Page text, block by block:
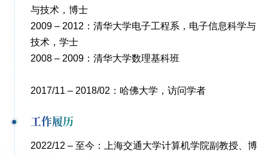
与技术，博士
2009 – 2012：清华大学电子工程系，电子信息科学与
技术，学士
2008 – 2009：清华大学数理基科班
2017/11 – 2018/02：哈佛大学，访问学者
工作履历
2022/12 – 至今：上海交通大学计算机学院副教授、博